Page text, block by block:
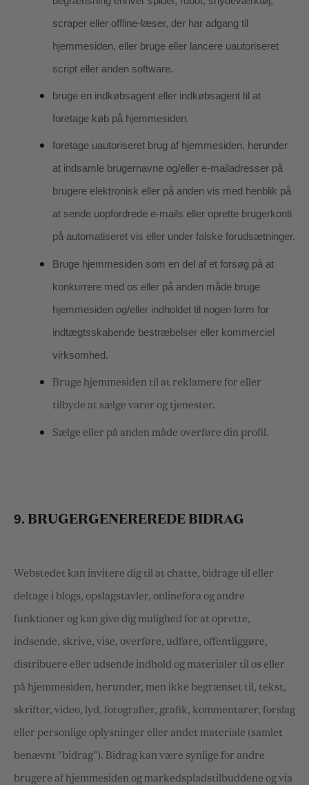
scraper eller offline-læser, der har adgang til
hjemmesiden, eller bruge eller lancere uautoriseret
script eller anden software.
bruge en indkøbsagent eller indkøbsagent til at
foretage køb på hjemmesiden.
foretage uautoriseret brug af hjemmesiden, herunder
at indsamle brugernavne og/eller e-mailadresser på
brugere elektronisk eller på anden vis med henblik på
at sende uopfordrede e-mails eller oprette brugerkonti
på automatiseret vis eller under falske forudsætninger.
Bruge hjemmesiden som en del af et forsøg på at
konkurrere med os eller på anden måde bruge
hjemmesiden og/eller indholdet til nogen form for
indtægtsskabende bestræbelser eller kommerciel
virksomhed.
Bruge hjemmesiden til at reklamere for eller
tilbyde at sælge varer og tjenester.
Sælge eller på anden måde overføre din profil.
9. BRUGERGENEREREDE BIDRAG
Webstedet kan invitere dig til at chatte, bidrage til eller
deltage i blogs, opslagstavler, onlinefora og andre
funktioner og kan give dig mulighed for at oprette,
indsende, skrive, vise, overføre, udføre, offentliggøre,
distribuere eller udsende indhold og materialer til os eller
på hjemmesiden, herunder, men ikke begrænset til, tekst,
skrifter, video, lyd, fotografier, grafik, kommentarer, forslag
eller personlige oplysninger eller andet materiale (samlet
benævnt "bidrag"). Bidrag kan være synlige for andre
brugere af hjemmesiden og markedspladstilbuddene og via